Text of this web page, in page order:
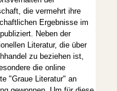
die vermehrt ihre
Ergebnisse im
Neben der
Literatur, die über
zu beziehen ist,
die online
"Graue Literatur" an